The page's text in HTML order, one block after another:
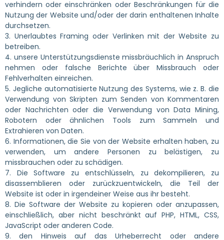
verhindern oder einschränken oder Beschränkungen für die
Nutzung der Website und/oder der darin enthaltenen Inhalte
durchsetzen.
3. Unerlaubtes Framing oder Verlinken mit der Website zu
betreiben.
4. unsere Unterstützungsdienste missbräuchlich in Anspruch
nehmen oder falsche Berichte über Missbrauch oder
Fehlverhalten einreichen.
5. Jegliche automatisierte Nutzung des Systems, wie z. B. die
Verwendung von Skripten zum Senden von Kommentaren
oder Nachrichten oder die Verwendung von Data Mining,
Robotern oder ähnlichen Tools zum Sammeln und
Extrahieren von Daten.
6. Informationen, die Sie von der Website erhalten haben, zu
verwenden, um andere Personen zu belästigen, zu
missbrauchen oder zu schädigen.
7. Die Software zu entschlüsseln, zu dekompilieren, zu
disassemblieren oder zurückzuentwickeln, die Teil der
Website ist oder in irgendeiner Weise aus ihr besteht.
8. Die Software der Website zu kopieren oder anzupassen,
einschließlich, aber nicht beschränkt auf PHP, HTML, CSS,
JavaScript oder anderen Code.
9. den Hinweis auf das Urheberrecht oder andere